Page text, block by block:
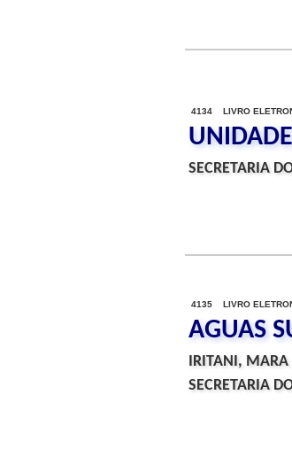
4134 LIVRO
SECRETARIA
4135 LIVRO
AGUAS
IRITANI, MARA
SECRETARIA